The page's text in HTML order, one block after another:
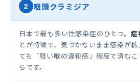
2 咽頭クラミジア
日本で最も多い性感染症のひとつ。 症
とが特徴で、気づかないまま感染が
ても「軽い喉の違和感」程度で済む
ちです。